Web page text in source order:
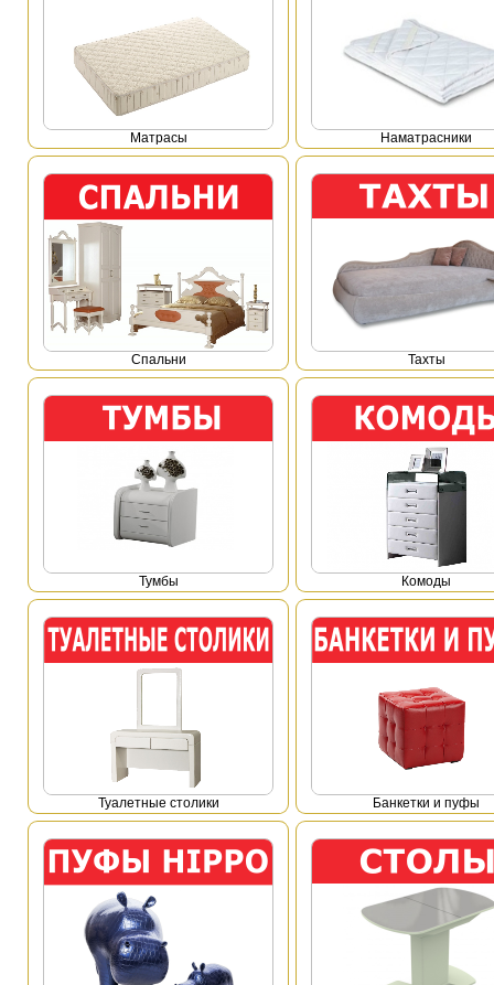
Mатрасы Наматрасники
Спальни Тахты
Тумбы Комоды
Туалетные столики Банкетки и пуфы